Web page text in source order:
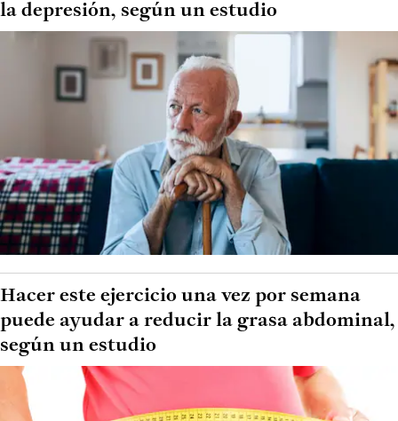
la depresión, según un estudio
Hacer este ejercicio una vez por semana
puede ayudar a reducir la grasa abdominal,
según un estudio